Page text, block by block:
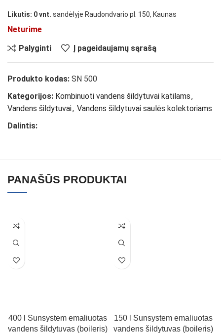
Likutis: 0 vnt. sandėlyje Raudondvario pl. 150, Kaunas
Neturime
Palyginti
Į pageidaujamų sąrašą
Produkto kodas: SN 500
Kategorijos: Kombinuoti vandens šildytuvai katilams,
Vandens šildytuvai, Vandens šildytuvai saulės kolektoriams
Dalintis:
PANAŠŪS PRODUKTAI
400 l Sunsystem emaliuotas
vandens šildytuvas (boileris)
150 l Sunsystem emaliuotas
vandens šildytuvas (boileris)